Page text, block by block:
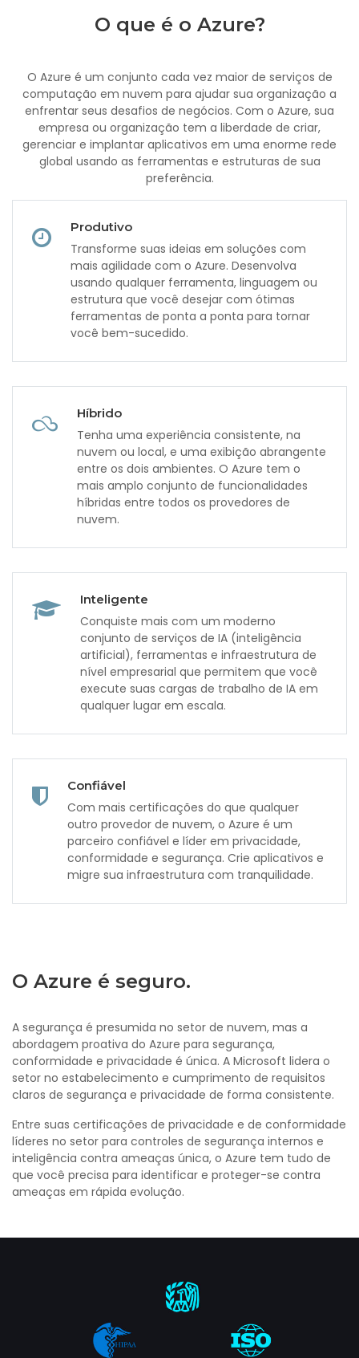
O que é o Azure?
O Azure é um conjunto cada vez maior de serviços de
computação em nuvem para ajudar sua organização a
enfrentar seus desafios de negócios. Com o Azure, sua
empresa ou organização tem a liberdade de criar,
gerenciar e implantar aplicativos em uma enorme rede
global usando as ferramentas e estruturas de sua
preferência.
Produtivo
Transforme suas ideias em soluções com
mais agilidade com o Azure. Desenvolva
usando qualquer ferramenta, linguagem ou
estrutura que você desejar com ótimas
ferramentas de ponta a ponta para tornar
você bem-sucedido.
Híbrido
Tenha uma experiência consistente, na
nuvem ou local, e uma exibição abrangente
entre os dois ambientes. O Azure tem o
mais amplo conjunto de funcionalidades
híbridas entre todos os provedores de
nuvem.
Inteligente
Conquiste mais com um moderno
conjunto de serviços de IA (inteligência
artificial), ferramentas e infraestrutura de
nível empresarial que permitem que você
execute suas cargas de trabalho de IA em
qualquer lugar em escala.
Confiável
Com mais certificações do que qualquer
outro provedor de nuvem, o Azure é um
parceiro confiável e líder em privacidade,
conformidade e segurança. Crie aplicativos e
migre sua infraestrutura com tranquilidade.
O Azure é seguro.
A segurança é presumida no setor de nuvem, mas a
abordagem proativa do Azure para segurança,
conformidade e privacidade é única. A Microsoft lidera o
setor no estabelecimento e cumprimento de requisitos
claros de segurança e privacidade de forma consistente.
Entre suas certificações de privacidade e de conformidade
líderes no setor para controles de segurança internos e
inteligência contra ameaças única, o Azure tem tudo de
que você precisa para identificar e proteger-se contra
ameaças em rápida evolução.